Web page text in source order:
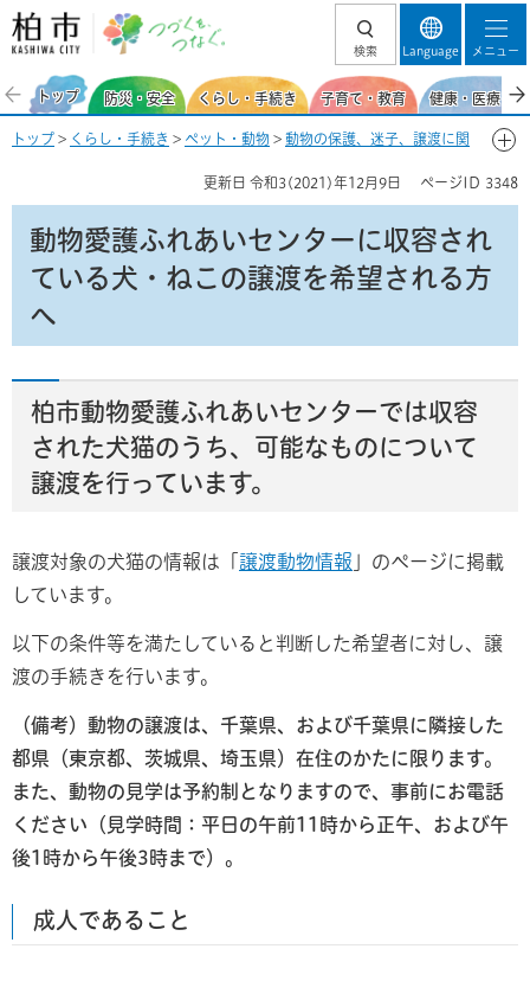
柏市 つづくを、
検索 Language メニュー
トップ 防災・安全 くらし・手続き 子育て・教育 健康・医療・
トップ > くらし・手続き > ペット・動物 > 動物の保護、迷子、譲渡に関
更新日 令和3(2021)年12月9日 ページID 3348
動物愛護ふれあいセンターに収容され
ている犬・ねこの譲渡を希望される方
へ
柏市動物愛護ふれあいセンターでは収容
された犬猫のうち、可能なものについて
譲渡を行っています。
譲渡対象の犬猫の情報は「 譲渡動物情報 」のページに掲載
しています。
以下の条件等を満たしていると判断した希望者に対し、譲
渡の手続きを行います。
（備考）動物の譲渡は、千葉県、および千葉県に隣接した
都県（東京都、茨城県、埼玉県）在住のかたに限ります。
また、動物の見学は予約制となりますので、事前にお電話
ください（見学時間：平日の午前11時から正午、および午
後1時から午後3時まで）。
成人であること